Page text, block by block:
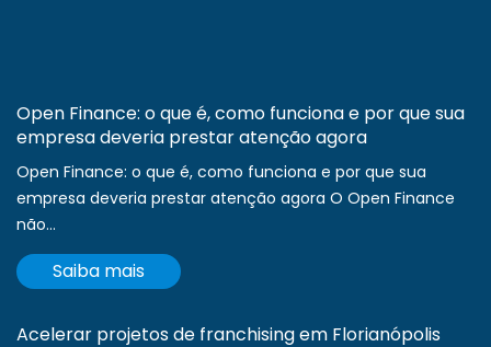
Open Finance: o que é, como funciona e por que sua
empresa deveria prestar atenção agora
Open Finance: o que é, como funciona e por que sua
empresa deveria prestar atenção agora O Open Finance
não...
Saiba mais
Acelerar projetos de franchising em Florianópolis